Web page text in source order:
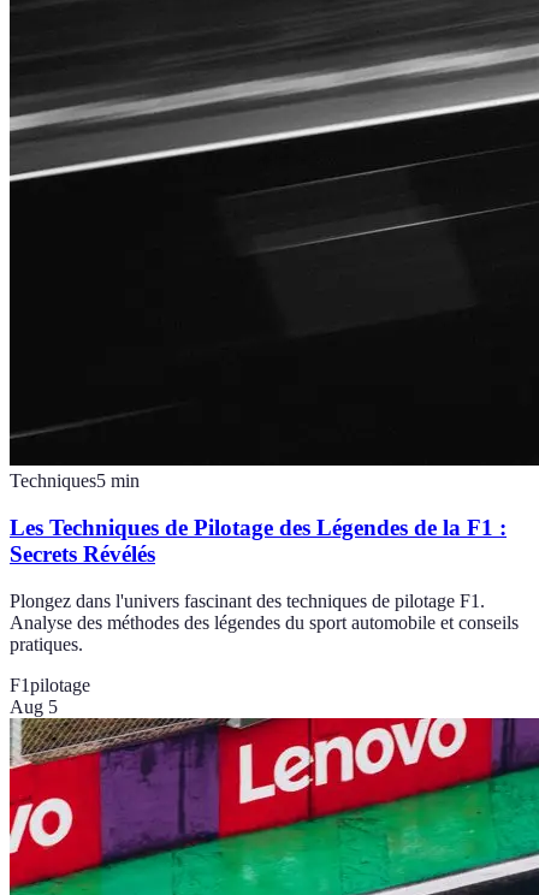
Techniques5 min
Les Techniques de Pilotage des Légendes de la F1 :
Secrets Révélés
Plongez dans l'univers fascinant des techniques de pilotage F1.
Analyse des méthodes des légendes du sport automobile et conseils
pratiques.
F1pilotage
Aug 5